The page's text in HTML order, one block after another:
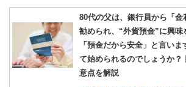
80代の父は、銀行員から「金
勧められ、“外貨預金”に興味
「預金だから安全」と言いま
て始められるのでしょうか？
意点を解説